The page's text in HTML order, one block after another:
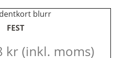
FEST
kr (inkl. moms)